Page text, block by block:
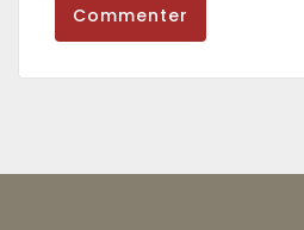
Commenter